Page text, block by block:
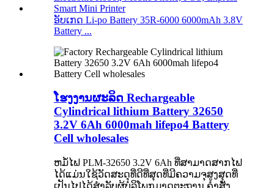
ອັບເກດ Li-po Battery 35R-6000 6000mAh 3.8V
Battery ...
ໂຮງງານຜະລິດ Rechargeable
Cylindrical lithium Battery 32650
3.2V 6Ah 6000mah lifepo4 Battery
Cell wholesales
ຫມໍ້ໄຟ PLM-32650 3.2V 6Ah ທີ່ສາມາດສາກໄຟ
ໄດ້ແມ່ນໃຊ້ວັດສະດຸທີ່ດີທີ່ສຸດທີ່ມີຄວາມຈຸສູງສຸດທີ່
ເປັນໄປໄດ້ສໍາລັບຜູ້ບໍລິໂພກມາດຕະຖານ.ຄໍາສັ່ງ